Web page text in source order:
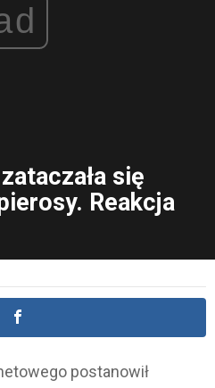
się
Reakcja
postanowił